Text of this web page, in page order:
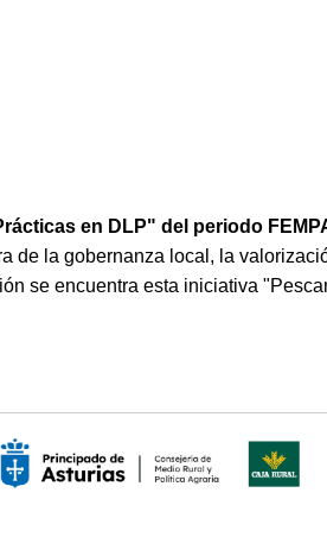
en DLP" del periodo
de la gobernanza local, la
se encuentra esta iniciativa